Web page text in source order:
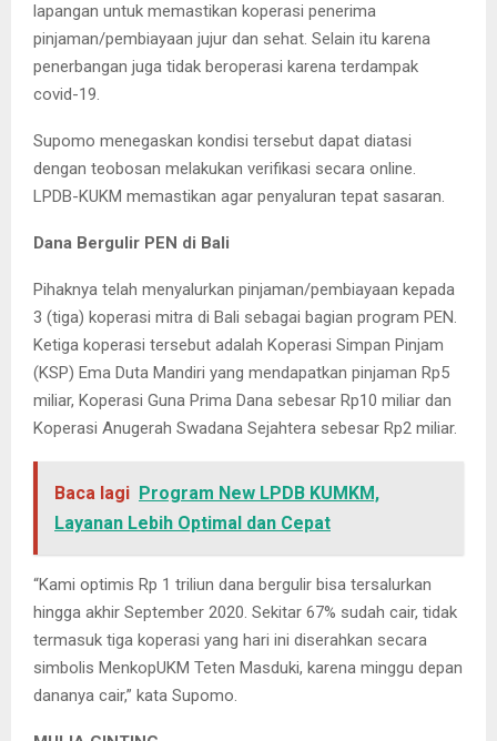
lapangan untuk memastikan koperasi penerima
pinjaman/pembiayaan jujur dan sehat. Selain itu karena
penerbangan juga tidak beroperasi karena terdampak
covid-19.
Supomo menegaskan kondisi tersebut dapat diatasi
dengan teobosan melakukan verifikasi secara online.
LPDB-KUKM memastikan agar penyaluran tepat sasaran.
Dana Bergulir PEN di Bali
Pihaknya telah menyalurkan pinjaman/pembiayaan kepada
3 (tiga) koperasi mitra di Bali sebagai bagian program PEN.
Ketiga koperasi tersebut adalah Koperasi Simpan Pinjam
(KSP) Ema Duta Mandiri yang mendapatkan pinjaman Rp5
miliar, Koperasi Guna Prima Dana sebesar Rp10 miliar dan
Koperasi Anugerah Swadana Sejahtera sebesar Rp2 miliar.
Baca lagi Program New LPDB KUMKM,
Layanan Lebih Optimal dan Cepat
“Kami optimis Rp 1 triliun dana bergulir bisa tersalurkan
hingga akhir September 2020. Sekitar 67% sudah cair, tidak
termasuk tiga koperasi yang hari ini diserahkan secara
simbolis MenkopUKM Teten Masduki, karena minggu depan
dananya cair,” kata Supomo.